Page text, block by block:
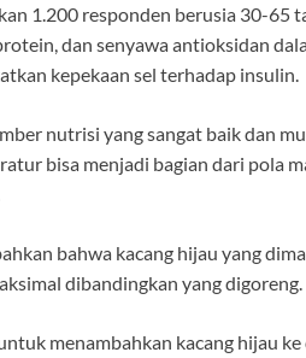
1.200 responden berusia 30-65
dan senyawa antioksidan
kepekaan sel terhadap insulin.
nutrisi yang sangat baik dan
bisa menjadi bagian dari pola
bahwa kacang hijau yang
dibandingkan yang digoreng.
menambahkan kacang hijau